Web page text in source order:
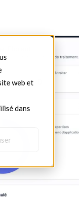
web et
dans